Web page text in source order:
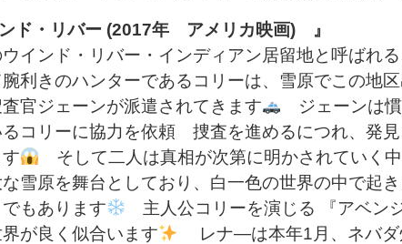
ド・リバー (2017年 アメリカ映画) 』
インド・リバー・インディアン居留地と呼ばれ
利きのハンターであるコリーは、雪原でこの
官ジェーンが派遣されてきます
ジェーンは慣
コリーに協力を依頼 捜査を進めるにつれ、発
そして二人は真相が次第に明かされていく
雪原を舞台としており、白一色の世界の中で起
もあります
主人公コリーを演じる 『アベン
が良く似合います
レナ―は本年1月、ネバダ